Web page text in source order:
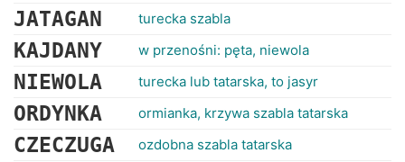
JATAGAN turecka szabla
KAJDANY w przenośni: pęta, niewola
NIEWOLA turecka lub tatarska, to jasyr
ORDYNKA ormianka, krzywa szabla tatarska
CZECZUGA ozdobna szabla tatarska